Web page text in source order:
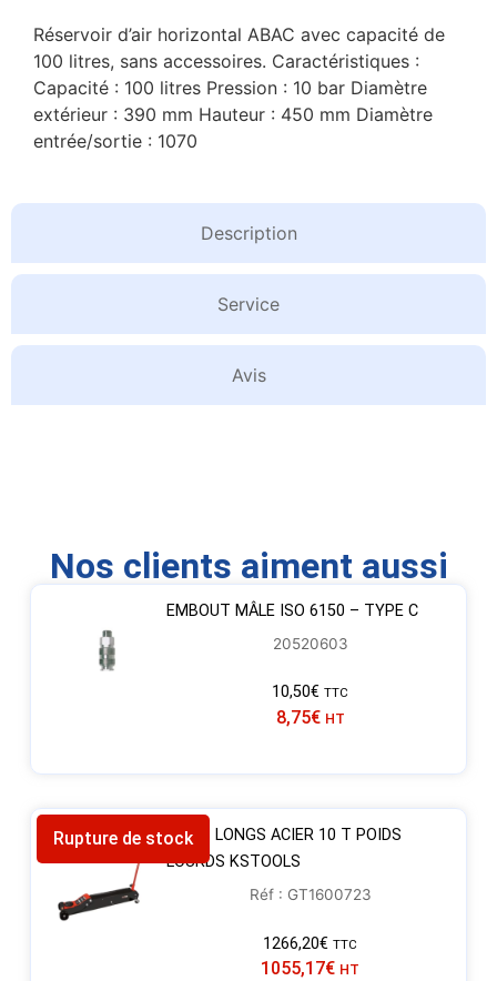
Description
Service
Avis
Réservoir d’air horizontal ABAC avec capacité de
100 litres, sans accessoires. Caractéristiques :
Capacité : 100 litres Pression : 10 bar Diamètre
extérieur : 390 mm Hauteur : 450 mm Diamètre
entrée/sortie : 1070
Nos clients aiment aussi
EMBOUT MÂLE ISO 6150 – TYPE C
20520603
10,50€ TTC
8,75€ HT
Rupture de stockCRICS LONGS ACIER 10 T POIDS
LOURDS KSTOOLS
Réf : GT1600723
1266,20€ TTC
1055,17€ HT